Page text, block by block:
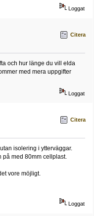
Loggat
Citera
och hur länge du vill elda
med mera uppgifter
Loggat
Citera
isolering i ytterväggar.
på med 80mm cellplast.
vore möjligt.
Loggat